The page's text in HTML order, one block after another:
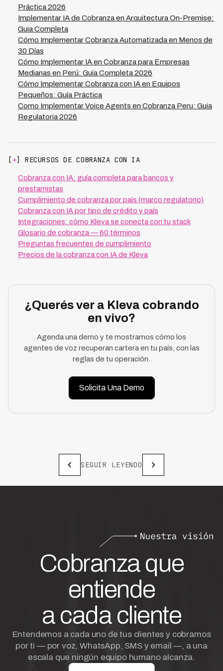
Práctica 2026
Implementar IA de Cobranza en Arquitectura On-Premise:
Guia Completa
Cómo Implementar Cobranza Automatizada en Menos de
30 Días
Cómo Implementar IA en Cobranza para Empresas
Medianas en Perú: Guía Completa 2026
Cómo Implementar Cobranza con IA en Equipos
Pequeños: Guía Práctica
Como Implementar Voice Agents en Cobranza Peru: Guia
Regulatoria 2026
[+] RECURSOS DE COBRANZA CON IA
Cobranza con IA: guía completa para bancos y
prestamistas
Cumplimiento de cobranza por país (marco regulatorio)
Cobranza con IA por tipo de crédito y país
Integraciones: cómo Kleva se conecta con tu stack
Glosario de cobranza — 60 términos
Preguntas frecuentes de cumplimiento
Precios de la cobranza con IA de Kleva
¿Querés ver a Kleva cobrando
en vivo?
Agenda una demo y te mostramos cómo los
agentes de voz recuperan cartera en tu país, con las
reglas de tu operación.
Solicita Una Demo
SEGUIR LEYENDO
Cobranza que
entiende
a cada cliente
Entendemos a cada uno de tus clientes y cobramos
por ti — por voz, WhatsApp, SMS y email —, a una
escala que ningún equipo humano alcanza.